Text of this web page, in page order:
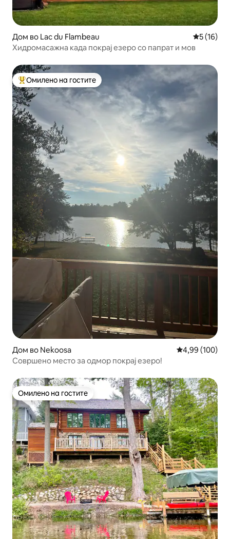
Дом во Lac du Flambeau Просечна
5 (16)
Хидромасажна када покрај езеро со папрат и мов
Меѓу најуспешните „Омилени на гостите“
Омилено на гостите
Дом во Nekoosa Просечна
4,99 (100)
Совршено место за одмор покрај езеро!
Омилено на гостите
Омилено на гостите